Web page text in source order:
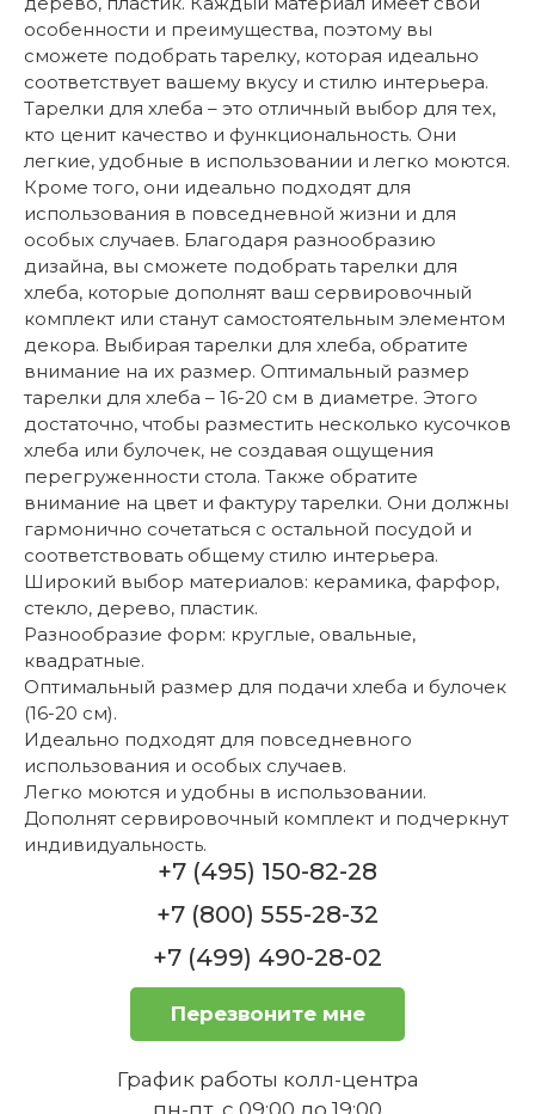
особенности и преимущества, поэтому вы
сможете подобрать тарелку, которая идеально
соответствует вашему вкусу и стилю интерьера.
Тарелки для хлеба – это отличный выбор для тех,
кто ценит качество и функциональность. Они
легкие, удобные в использовании и легко моются.
Кроме того, они идеально подходят для
использования в повседневной жизни и для
особых случаев. Благодаря разнообразию
дизайна, вы сможете подобрать тарелки для
хлеба, которые дополнят ваш сервировочный
комплект или станут самостоятельным элементом
декора. Выбирая тарелки для хлеба, обратите
внимание на их размер. Оптимальный размер
тарелки для хлеба – 16-20 см в диаметре. Этого
достаточно, чтобы разместить несколько кусочков
хлеба или булочек, не создавая ощущения
перегруженности стола. Также обратите
внимание на цвет и фактуру тарелки. Они должны
гармонично сочетаться с остальной посудой и
соответствовать общему стилю интерьера.
Широкий выбор материалов: керамика, фарфор,
стекло, дерево, пластик.
Разнообразие форм: круглые, овальные,
квадратные.
Оптимальный размер для подачи хлеба и булочек
(16-20 см).
Идеально подходят для повседневного
использования и особых случаев.
Легко моются и удобны в использовании.
Дополнят сервировочный комплект и подчеркнут
индивидуальность.
+7 (495) 150-82-28
+7 (800) 555-28-32
+7 (499) 490-28-02
Перезвоните мне
График работы колл-центра
пн-пт, с 09:00 до 19:00